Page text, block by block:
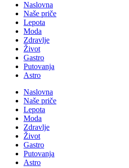
Naslovna
Naše priče
Lepota
Moda
Zdravlje
Život
Gastro
Putovanja
Astro
Naslovna
Naše priče
Lepota
Moda
Zdravlje
Život
Gastro
Putovanja
Astro